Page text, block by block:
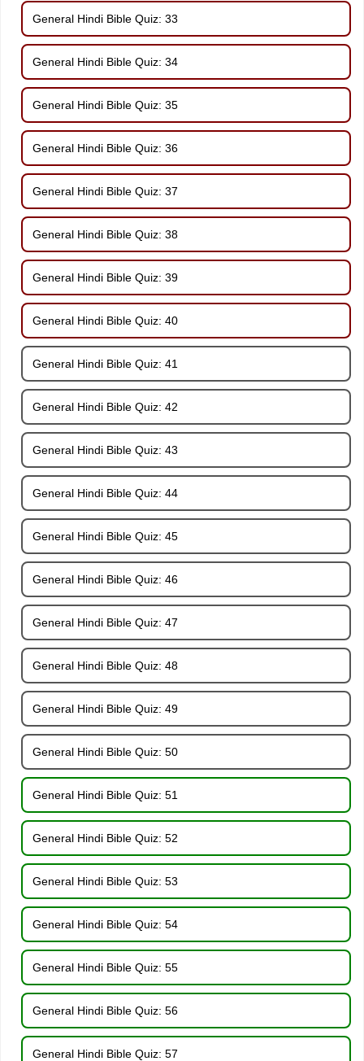
General Hindi Bible Quiz: 33
General Hindi Bible Quiz: 34
General Hindi Bible Quiz: 35
General Hindi Bible Quiz: 36
General Hindi Bible Quiz: 37
General Hindi Bible Quiz: 38
General Hindi Bible Quiz: 39
General Hindi Bible Quiz: 40
General Hindi Bible Quiz: 41
General Hindi Bible Quiz: 42
General Hindi Bible Quiz: 43
General Hindi Bible Quiz: 44
General Hindi Bible Quiz: 45
General Hindi Bible Quiz: 46
General Hindi Bible Quiz: 47
General Hindi Bible Quiz: 48
General Hindi Bible Quiz: 49
General Hindi Bible Quiz: 50
General Hindi Bible Quiz: 51
General Hindi Bible Quiz: 52
General Hindi Bible Quiz: 53
General Hindi Bible Quiz: 54
General Hindi Bible Quiz: 55
General Hindi Bible Quiz: 56
General Hindi Bible Quiz: 57